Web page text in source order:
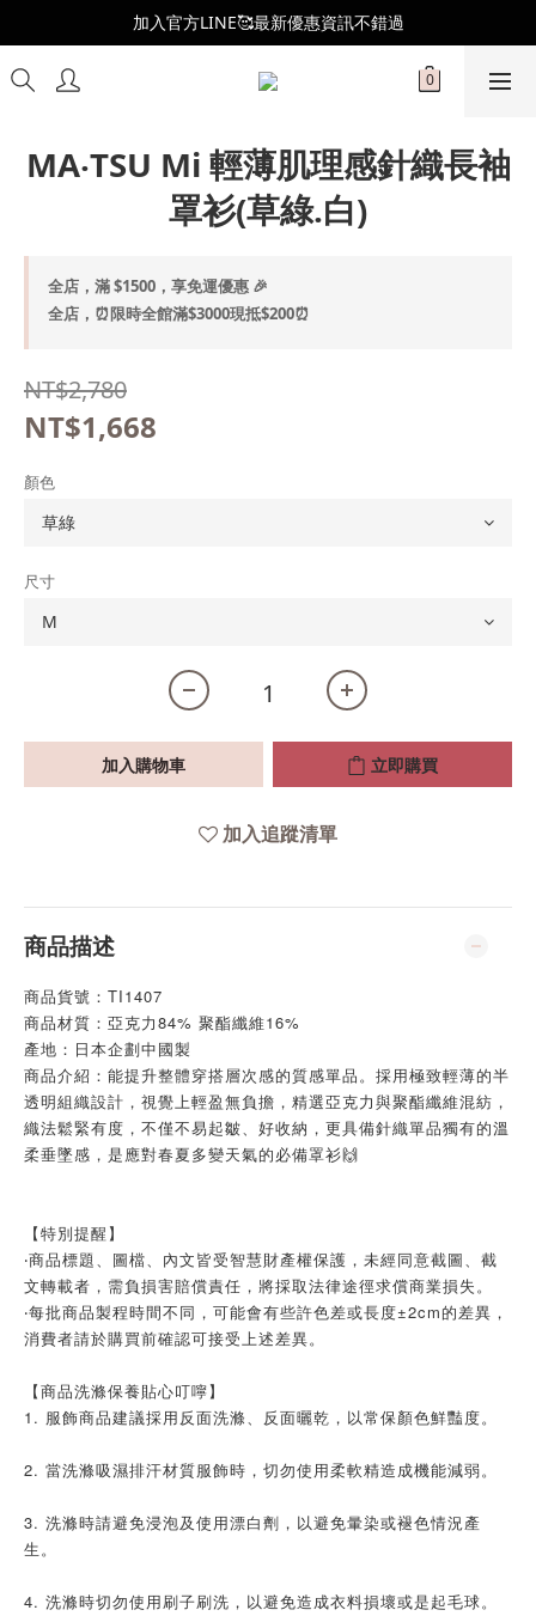
全新會員制度更新👑
加入官方LINE🥰最新優惠資訊不錯過
全新會員制度更新👑
MA‧TSU Mi 輕薄肌理感針織長袖
罩衫(草綠.白)
全店，滿 $1500，享免運優惠 🎉
全店，⏰限時全館滿$3000現抵$200⏰
NT$2,780
NT$1,668
顏色
尺寸
加入購物車 立即購買
加入追蹤清單
商品描述
商品貨號：TI1407
商品材質：亞克力84% 聚酯纖維16%
產地：日本企劃中國製
商品介紹：能提升整體穿搭層次感的質感單品。採用極致輕薄的半
透明組織設計，視覺上輕盈無負擔，精選亞克力與聚酯纖維混紡，
織法鬆緊有度，不僅不易起皺、好收納，更具備針織單品獨有的溫
柔垂墜感，是應對春夏多變天氣的必備罩衫🙌
【特別提醒】
‧商品標題、圖檔、內文皆受智慧財產權保護，未經同意截圖、截
文轉載者，需負損害賠償責任，將採取法律途徑求償商業損失。
‧每批商品製程時間不同，可能會有些許色差或長度±2cm的差異，
消費者請於購買前確認可接受上述差異。
【商品洗滌保養貼心叮嚀】
1. 服飾商品建議採用反面洗滌、反面曬乾，以常保顏色鮮豔度。
2. 當洗滌吸濕排汗材質服飾時，切勿使用柔軟精造成機能減弱。
3. 洗滌時請避免浸泡及使用漂白劑，以避免暈染或褪色情況產
生。
4. 洗滌時切勿使用刷子刷洗，以避免造成衣料損壞或是起毛球。